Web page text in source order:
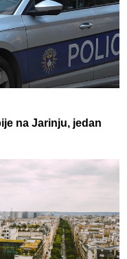
na Jarinju, jedan